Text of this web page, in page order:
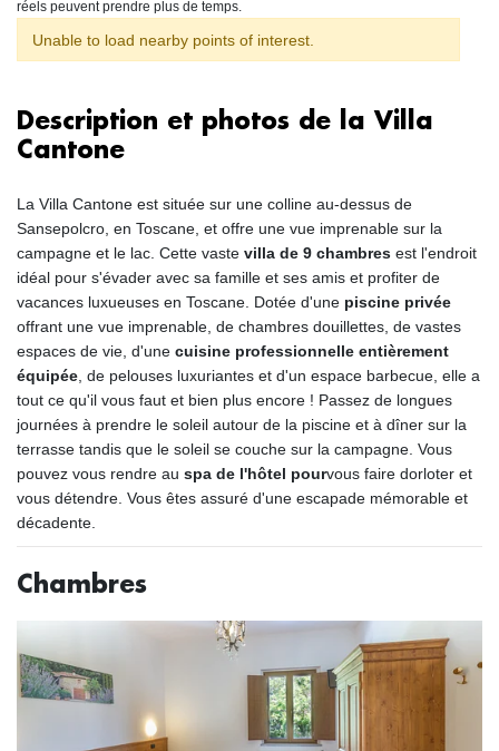
réels peuvent prendre plus de temps.
Unable to load nearby points of interest.
Description et photos de la Villa
Cantone
La Villa Cantone est située sur une colline au-dessus de
Sansepolcro, en Toscane, et offre une vue imprenable sur la
campagne et le lac. Cette vaste villa de 9 chambres est l'endroit
idéal pour s'évader avec sa famille et ses amis et profiter de
vacances luxueuses en Toscane. Dotée d'une piscine privée
offrant une vue imprenable, de chambres douillettes, de vastes
espaces de vie, d'une cuisine professionnelle entièrement
équipée , de pelouses luxuriantes et d'un espace barbecue, elle a
tout ce qu'il vous faut et bien plus encore ! Passez de longues
journées à prendre le soleil autour de la piscine et à dîner sur la
terrasse tandis que le soleil se couche sur la campagne. Vous
pouvez vous rendre au spa de l'hôtel pourvous faire dorloter et
vous détendre. Vous êtes assuré d'une escapade mémorable et
décadente.
Chambres